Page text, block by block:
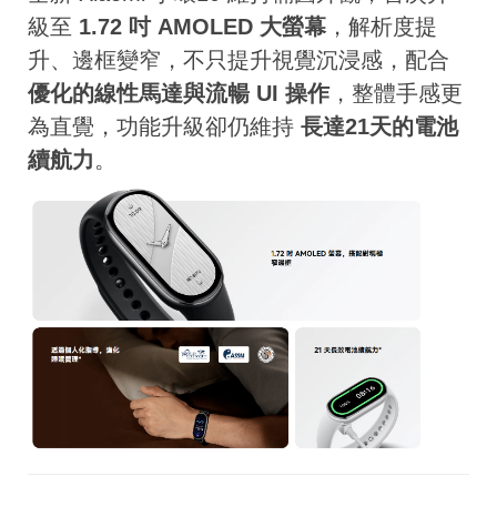
級至 1.72 吋 AMOLED 大螢幕 ，解析度提
升、邊框變窄，不只提升視覺沉浸感，配合
優化的線性馬達與流暢 UI 操作，整體手感更
為直覺，功能升級卻仍維持 長達21天的電池
續航力。